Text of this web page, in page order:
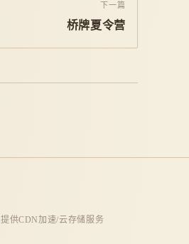
下一篇
桥牌夏令营
提供CDN加速/云存储服务